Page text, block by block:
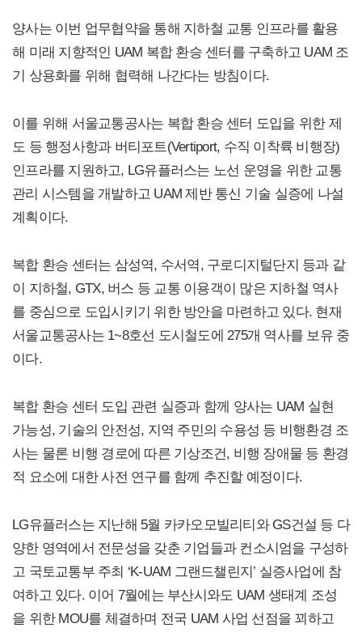
양사는 이번 업무협약을 통해 지하철 교통 인프라를 활용
해 미래 지향적인 UAM 복합 환승 센터를 구축하고 UAM 조
기 상용화를 위해 협력해 나간다는 방침이다.
이를 위해 서울교통공사는 복합 환승 센터 도입을 위한 제
도 등 행정사항과 버티포트(Vertiport, 수직 이착륙 비행장)
인프라를 지원하고, LG유플러스는 노선 운영을 위한 교통
관리 시스템을 개발하고 UAM 제반 통신 기술 실증에 나설
계획이다.
복합 환승 센터는 삼성역, 수서역, 구로디지털단지 등과 같
이 지하철, GTX, 버스 등 교통 이용객이 많은 지하철 역사
를 중심으로 도입시키기 위한 방안을 마련하고 있다. 현재
서울교통공사는 1~8호선 도시철도에 275개 역사를 보유 중
이다.
복합 환승 센터 도입 관련 실증과 함께 양사는 UAM 실현
가능성, 기술의 안전성, 지역 주민의 수용성 등 비행환경 조
사는 물론 비행 경로에 따른 기상조건, 비행 장애물 등 환경
적 요소에 대한 사전 연구를 함께 추진할 예정이다.
LG유플러스는 지난해 5월 카카오모빌리티와 GS건설 등 다
양한 영역에서 전문성을 갖춘 기업들과 컨소시엄을 구성하
고 국토교통부 주최 ‘K-UAM 그랜드챌린지’ 실증사업에 참
여하고 있다. 이어 7월에는 부산시와도 UAM 생태계 조성
을 위한 MOU를 체결하며 전국 UAM 사업 선점을 꾀하고